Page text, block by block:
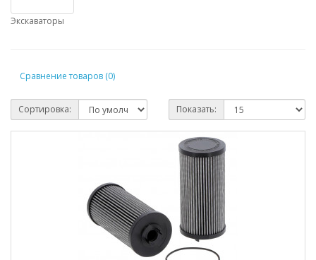
Экскаваторы
Сравнение товаров (0)
Сортировка: Показать: